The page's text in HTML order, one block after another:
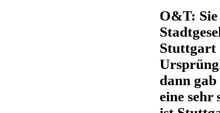
O&T:
Stuttgart
dann
eine sehr